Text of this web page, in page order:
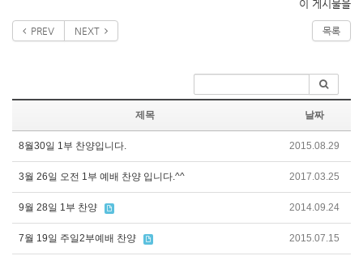
이 게시물을
PREV NEXT 목록
제목 날짜
8월30일 1부 찬양입니다. 2015.08.29
3월 26일 오전 1부 예배 찬양 입니다.^^ 2017.03.25
9월 28일 1부 찬양 2014.09.24
7월 19일 주일2부예배 찬양 2015.07.15